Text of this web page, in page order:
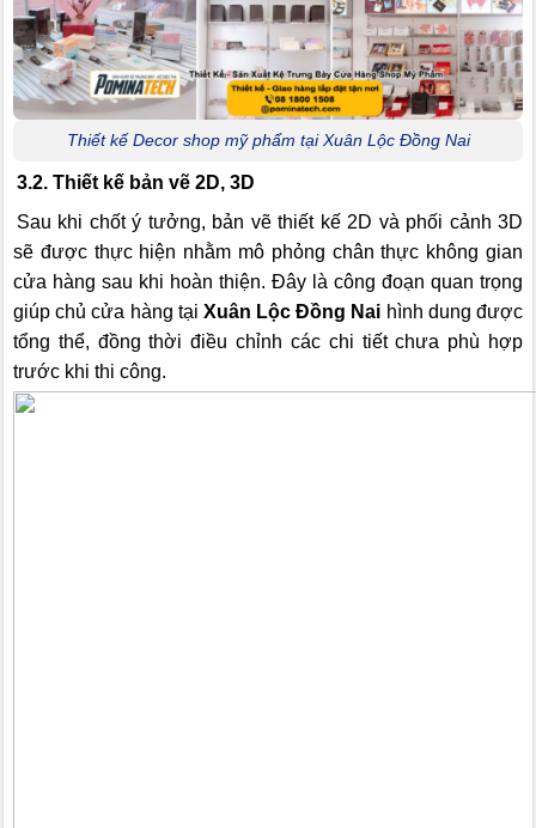
Thiết kế Decor shop mỹ phẩm tại Xuân Lộc Đồng Nai
3.2. Thiết kế bản vẽ 2D, 3D
Sau khi chốt ý tưởng, bản vẽ thiết kế 2D và phối cảnh 3D
sẽ được thực hiện nhằm mô phỏng chân thực không gian
cửa hàng sau khi hoàn thiện. Đây là công đoạn quan trọng
giúp chủ cửa hàng tại Xuân Lộc Đồng Nai hình dung được
tổng thể, đồng thời điều chỉnh các chi tiết chưa phù hợp
trước khi thi công.